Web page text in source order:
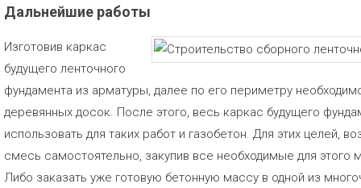
Дальнейшие работы
Изготовив каркас
будущего ленточного
фундамента из арматуры, далее по его периметру
деревянных досок. После этого, весь каркас будущего
использовать для таких работ и газобетон. Для этих целей,
смесь самостоятельно, закупив все необходимые для
Либо заказать уже готовую бетонную массу в одной из